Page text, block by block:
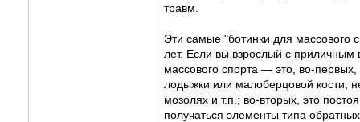
травм.
Эти самые "ботинки для массового
лет. Если вы взрослый с приличным
массового спорта — это, во-
лодыжки или малоберцовой кости,
мозолях и т.п.; во-вторых, это
получаться элементы типа